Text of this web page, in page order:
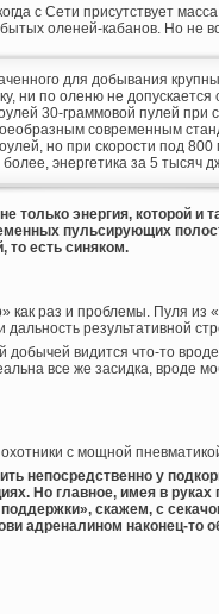
с Сети присутствует
оленей-кабанов. Но не
для добывания
ни по оленю не
30-граммовой пулей при
современным
но при скорости под
энергетика за 5 тысяч
только энергия, которой и
пульсирующих
то есть синяком.
как раз и проблемы. Пуля из
результативной
добычей видится что-то
все же засидка, вроде
с мощной
непосредственно у
Но главное, имея в
скажем, с
адреналином наконец-то